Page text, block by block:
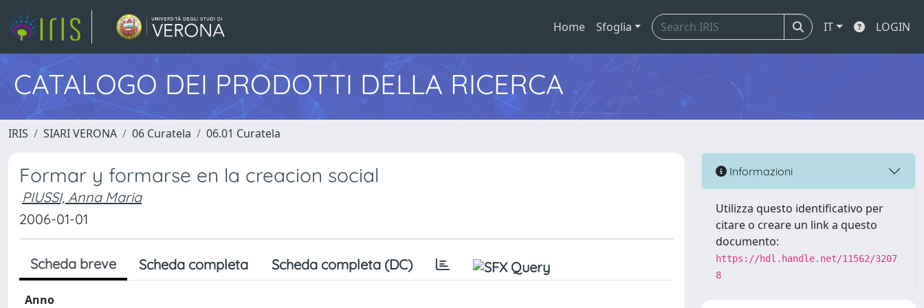
Home Sfoglia IT LOGIN
CATALOGO DEI PRODOTTI DELLA RICERCA
IRIS SIARI VERONA 06 Curatela 06.01 Curatela
Formar y formarse en la creacion social
PIUSSI, Anna Maria
2006-01-01
Scheda breve Scheda completa Scheda completa (DC)
Anno
Informazioni
Utilizza questo identificativo per
citare o creare un link a questo
documento:
https://hdl.handle.net/11562/3207
8